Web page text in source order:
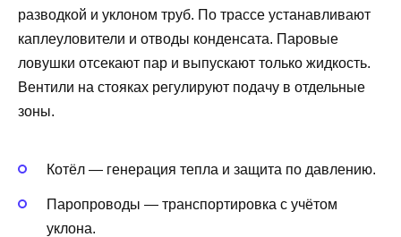
разводкой и уклоном труб. По трассе устанавливают
каплеуловители и отводы конденсата. Паровые
ловушки отсекают пар и выпускают только жидкость.
Вентили на стояках регулируют подачу в отдельные
зоны.
Котёл — генерация тепла и защита по давлению.
Паропроводы — транспортировка с учётом
уклона.